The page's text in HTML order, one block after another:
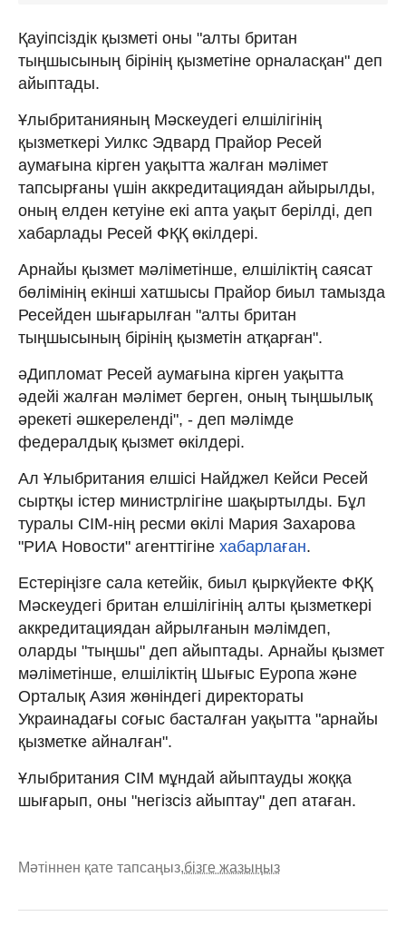
Қауіпсіздік қызметі оны "алты британ
тыңшысының бірінің қызметіне орналасқан" деп
айыптады.
Ұлыбританияның Мәскеудегі елшілігінің
қызметкері Уилкс Эдвард Прайор Ресей
аумағына кірген уақытта жалған мәлімет
тапсырғаны үшін аккредитациядан айырылды,
оның елден кетуіне екі апта уақыт берілді, деп
хабарлады Ресей ФҚҚ өкілдері.
Арнайы қызмет мәліметінше, елшіліктің саясат
бөлімінің екінші хатшысы Прайор биыл тамызда
Ресейден шығарылған "алты британ
тыңшысының бірінің қызметін атқарған".
әДипломат Ресей аумағына кірген уақытта
әдейі жалған мәлімет берген, оның тыңшылық
әрекеті әшкереленді", - деп мәлімде
федералдық қызмет өкілдері.
Ал Ұлыбритания елшісі Найджел Кейси Ресей
сыртқы істер министрлігіне шақыртылды. Бұл
туралы СІМ-нің ресми өкілі Мария Захарова
"РИА Новости" агенттігіне хабарлаған.
Естеріңізге сала кетейік, биыл қыркүйекте ФҚҚ
Мәскеудегі британ елшілігінің алты қызметкері
аккредитациядан айрылғанын мәлімдеп,
оларды "тыңшы" деп айыптады. Арнайы қызмет
мәліметінше, елшіліктің Шығыс Еуропа және
Орталық Азия жөніндегі директораты
Украинадағы соғыс басталған уақытта "арнайы
қызметке айналған".
Ұлыбритания СІМ мұндай айыптауды жоққа
шығарып, оны "негізсіз айыптау" деп атаған.
Мәтіннен қате тапсаңыз,бізге жазыңыз